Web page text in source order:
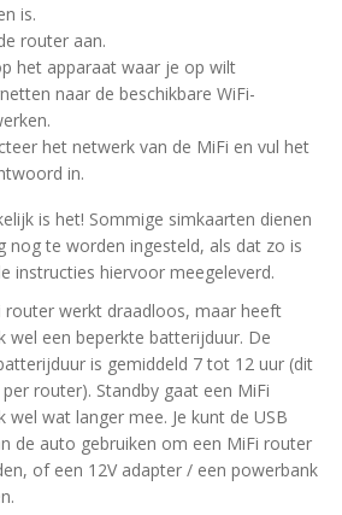
is.
router aan.
het apparaat waar je op wilt
naar de beschikbare WiFi-
het netwerk van de MiFi en vul het
in.
is het! Sommige simkaarten dienen
nog te worden ingesteld, als dat zo is
instructies hiervoor meegeleverd.
router werkt draadloos, maar heeft
wel een beperkte batterijduur. De
is gemiddeld 7 tot 12 uur (dit
router). Standby gaat een MiFi
wel wat langer mee. Je kunt de USB
de auto gebruiken om een MiFi router
of een 12V adapter / een powerbank